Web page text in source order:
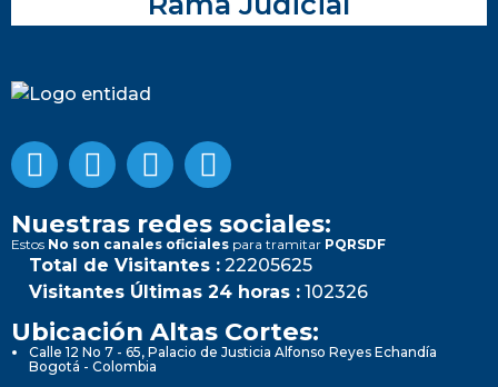
Nuestras redes sociales:
Estos No son canales oficiales para tramitar PQRSDF
Total de Visitantes : 22205625
Visitantes Últimas 24 horas : 102326
Ubicación Altas Cortes:
Calle 12 No 7 - 65, Palacio de Justicia Alfonso Reyes Echandía
Bogotá - Colombia